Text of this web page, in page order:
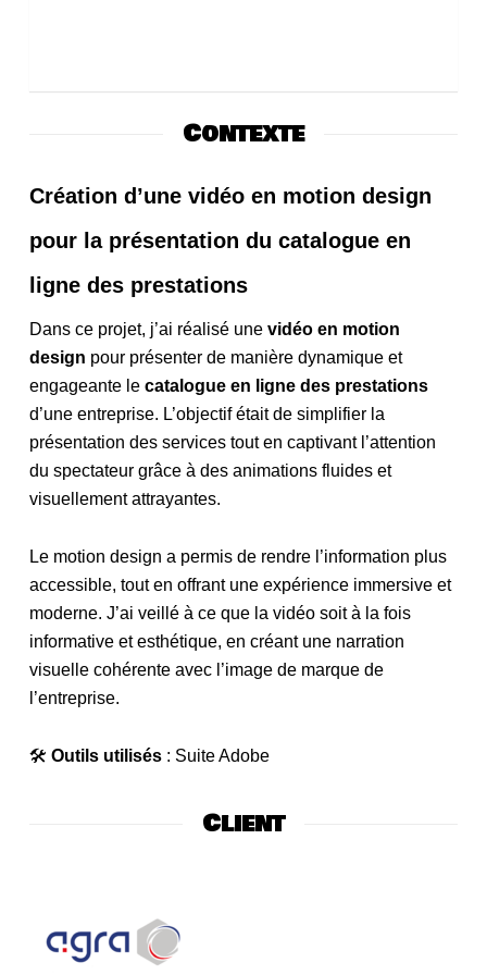
Contexte
Création d’une vidéo en motion design
pour la présentation du catalogue en
ligne des prestations
Dans ce projet, j’ai réalisé une vidéo en motion
design pour présenter de manière dynamique et
engageante le catalogue en ligne des prestations
d’une entreprise. L’objectif était de simplifier la
présentation des services tout en captivant l’attention
du spectateur grâce à des animations fluides et
visuellement attrayantes.
Le motion design a permis de rendre l’information plus
accessible, tout en offrant une expérience immersive et
moderne. J’ai veillé à ce que la vidéo soit à la fois
informative et esthétique, en créant une narration
visuelle cohérente avec l’image de marque de
l’entreprise.
🛠 Outils utilisés: Suite Adobe
Client